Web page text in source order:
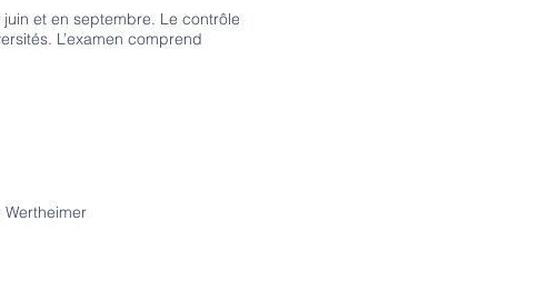
et en septembre. Le contrôle
L’examen comprend